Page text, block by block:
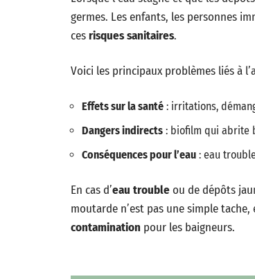
germes. Les enfants, les personnes
cesrisques sanitaires.
Voici les principaux problèmes liés à
Effets sur la santé : irritations,
Dangers indirects : biofilm qui abrite
Conséquences pour l’eau : eau
En cas d’eau troubleou de dépôts
moutarde n’est pas une simple
contamination pour les baigneurs.